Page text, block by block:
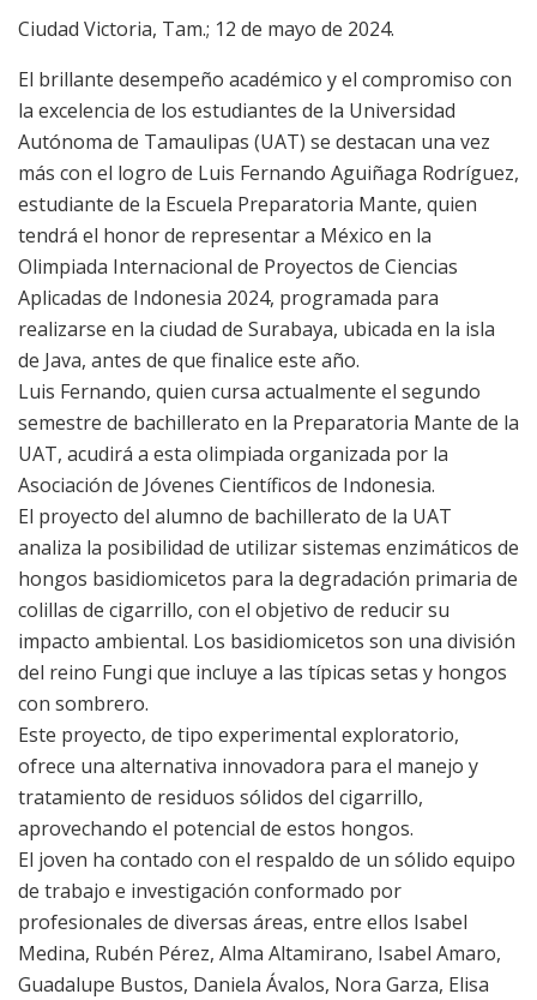
Ciudad Victoria, Tam.; 12 de mayo de 2024.
El brillante desempeño académico y el compromiso con
la excelencia de los estudiantes de la Universidad
Autónoma de Tamaulipas (UAT) se destacan una vez
más con el logro de Luis Fernando Aguiñaga Rodríguez,
estudiante de la Escuela Preparatoria Mante, quien
tendrá el honor de representar a México en la
Olimpiada Internacional de Proyectos de Ciencias
Aplicadas de Indonesia 2024, programada para
realizarse en la ciudad de Surabaya, ubicada en la isla
de Java, antes de que finalice este año.
Luis Fernando, quien cursa actualmente el segundo
semestre de bachillerato en la Preparatoria Mante de la
UAT, acudirá a esta olimpiada organizada por la
Asociación de Jóvenes Científicos de Indonesia.
El proyecto del alumno de bachillerato de la UAT
analiza la posibilidad de utilizar sistemas enzimáticos de
hongos basidiomicetos para la degradación primaria de
colillas de cigarrillo, con el objetivo de reducir su
impacto ambiental. Los basidiomicetos son una división
del reino Fungi que incluye a las típicas setas y hongos
con sombrero.
Este proyecto, de tipo experimental exploratorio,
ofrece una alternativa innovadora para el manejo y
tratamiento de residuos sólidos del cigarrillo,
aprovechando el potencial de estos hongos.
El joven ha contado con el respaldo de un sólido equipo
de trabajo e investigación conformado por
profesionales de diversas áreas, entre ellos Isabel
Medina, Rubén Pérez, Alma Altamirano, Isabel Amaro,
Guadalupe Bustos, Daniela Ávalos, Nora Garza, Elisa